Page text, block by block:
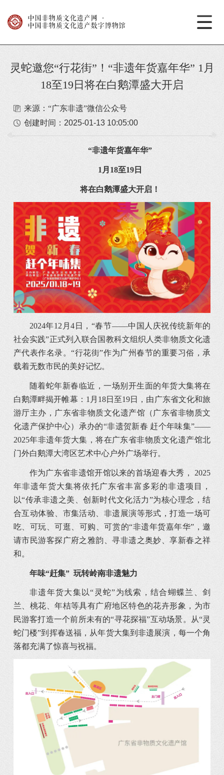
中国非物质文化遗产网
·
中国非物质文化遗产数字博物馆
灵蛇邀您“行花街”！“非遗年货嘉年华” 1月
18至19日将在白鹅潭盛大开启
来源：“广东非遗”微信公众号
创建时间： 2025-01-13 10:05:00
“非遗年货嘉年华”
1月18至19日
将在白鹅潭盛大开启！
2024年12月4日，“春节——中国人庆祝传统新年的
社会实践”正式列入联合国教科文组织人类非物质文化遗
产代表作名录。“行花街”作为广州春节的重要习俗，承
载着无数市民的美好记忆。
随着蛇年新春临近，一场别开生面的年货大集将在
白鹅潭畔揭开帷幕：1月18日至19日，由广东省文化和旅
游厅主办，广东省非物质文化遗产馆（广东省非物质文
化遗产保护中心）承办的“非遗贺新春 赶个年味集”——
2025年非遗年货大集，将在广东省非物质文化遗产馆北
门外白鹅潭大湾区艺术中心户外广场举行。
作为广东省非遗馆开馆以来的首场迎春大秀， 2025
年非遗年货大集将依托广东省丰富多彩的非遗项目，
以“传承非遗之美、创新时代文化活力”为核心理念，结
合互动体验、市集活动、非遗展演等形式，打造一场可
吃、可玩、可逛、可购、可赏的“非遗年货嘉年华”，邀
请市民游客探广府之雅韵、寻非遗之奥妙、享新春之祥
和。
年味“赶集” 玩转岭南非遗魅力
非遗年货大集以“灵蛇”为线索，结合蝴蝶兰、剑
兰、桃花、年桔等具有广府地区特色的花卉形象，为市
民游客打造一个前所未有的“寻花探福”互动场景。从“灵
蛇门楼”到挥春送福，从年货大集到非遗展演，每一个角
落都充满了惊喜与祝福。